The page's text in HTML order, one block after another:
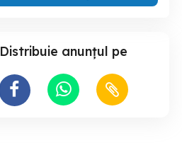
Distribuie anunțul pe